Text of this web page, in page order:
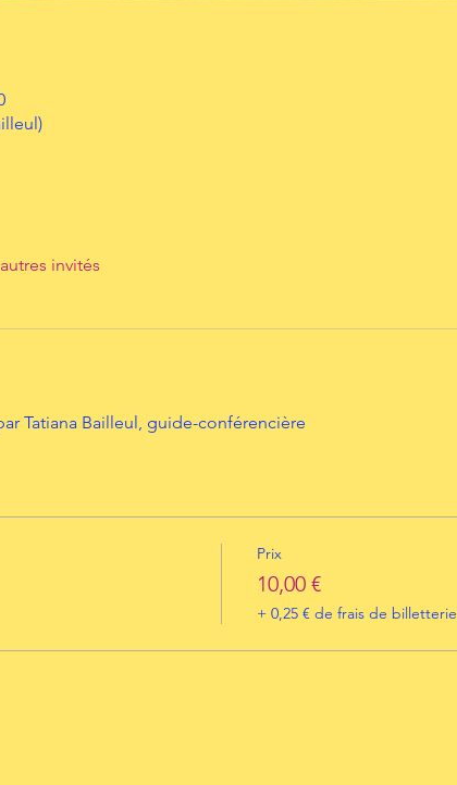
invités
Tatiana Bailleul, guide-conférencière
Prix
10,00 €
+ 0,25 € de frais de billetterie